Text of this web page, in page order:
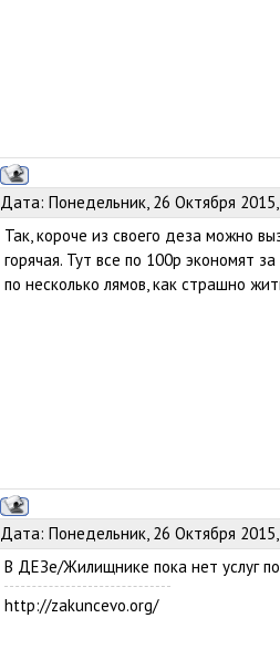
Дата: Понедельник, 26 Октября
Так, короче из своего деза можно
горячая. Тут все по 100р экономят
по несколько лямов, как страшно
Дата: Понедельник, 26 Октября
В ДЕЗе/Жилищнике пока нет услуг
http://zakuncevo.org/